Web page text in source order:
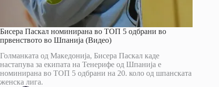
Бисера Паскал номинирана во ТОП 5 одбрани во
првенството во Шпанија (Видео)
Голманката од Македонија, Бисера Паскал каде
настапува за екипата на Тенерифе од Шпанија е
номинирана во ТОП 5 одбрани на 20. коло од шпанската
женска лига.